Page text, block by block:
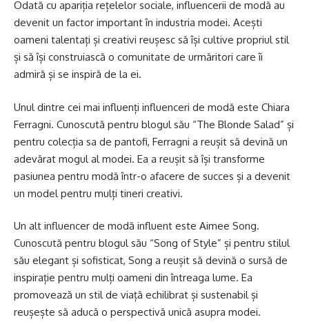
Odată cu apariția rețelelor sociale, influencerii de modă au
devenit un factor important în industria modei. Acești
oameni talentați și creativi reușesc să își cultive propriul stil
și să își construiască o comunitate de urmăritori care îi
admiră și se inspiră de la ei.
Unul dintre cei mai influenți influenceri de modă este Chiara
Ferragni. Cunoscută pentru blogul său “The Blonde Salad” și
pentru colecția sa de pantofi, Ferragni a reușit să devină un
adevărat mogul al modei. Ea a reușit să își transforme
pasiunea pentru modă într-o afacere de succes și a devenit
un model pentru mulți tineri creativi.
Un alt influencer de modă influent este Aimee Song.
Cunoscută pentru blogul său “Song of Style” și pentru stilul
său elegant și sofisticat, Song a reușit să devină o sursă de
inspirație pentru mulți oameni din întreaga lume. Ea
promovează un stil de viață echilibrat și sustenabil și
reușește să aducă o perspectivă unică asupra modei.